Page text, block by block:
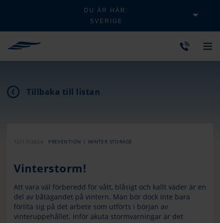
DU ÄR HÄR:
SVERIGE
Tillbaka till listan
12/17/2024 PREVENTION | WINTER STORAGE
Vinterstorm!
Att vara väl förberedd för vått, blåsigt och kallt väder är en
del av båtägandet på vintern. Man bör dock inte bara
förlita sig på det arbete som utförts i början av
vinteruppehållet. Inför akuta stormvarningar är det